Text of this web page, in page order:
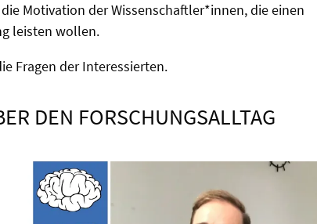
Motivation der Wissenschaftler*innen, die einen
leisten wollen.
Fragen der Interessierten.
DEN FORSCHUNGSALLTAG